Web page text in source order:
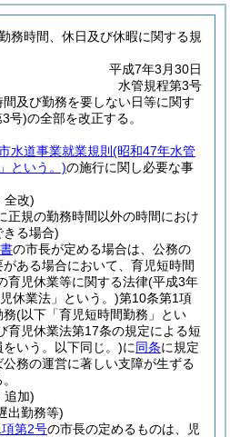
務時間、休日及び休暇に関する規
平成7年3月30日
水管規程第3号
及び勤務を要しない日等に関す
号)の全部を改正する。
水道事業就業規則 (昭和47年水管
という。)の施行に関し必要な事
全改)
正規の勤務時間以外の時間におけ
きる場合)
の市長が定める場合は、公務の
ある場合において、育児短時間
育児休業等に関する法律(平成3年
休業法」という。)第10条第1項
務(以下「育児短時間勤務」とい
育児休業法第17条の規定による短
いう。以下同じ。)に同条に規定
務の運営に著しい支障が生ずる
追加)
出勤務等)
第2号の市長の定めるものは、児